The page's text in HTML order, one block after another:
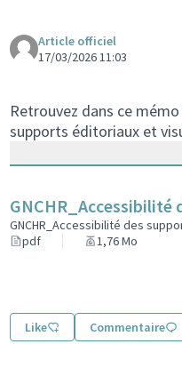
Article officiel
17/03/2026 11:03
Retrouvez dans ce
supports éditoriaux et
GNCHR_Accessibilité
GNCHR_Accessibilité des
pdf
1,76 Mo
Like Commentaire